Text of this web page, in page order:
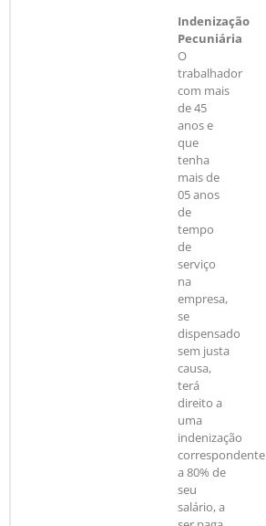
Indenização
Pecuniária
O
trabalhador
com mais
de 45
anos e
que
tenha
mais de
05 anos
de
tempo
de
serviço
na
empresa,
se
dispensado
sem justa
causa,
terá
direito a
uma
indenização
correspondente
a 80% de
seu
salário, a